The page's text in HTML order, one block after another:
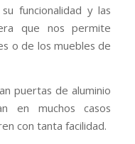
funcionalidad y las
que nos permite
o de los muebles de
puertas de aluminio
en muchos casos
con tanta facilidad.